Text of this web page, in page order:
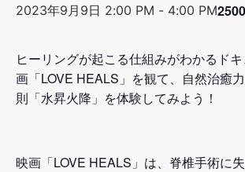
2023年9月9日 2:00 PM - 4:00 PM
ヒーリングが起こる仕組みがわかるド
画「LOVE HEALS」を観て、自然治癒
則「水昇火降」を体験してみよう！
映画「LOVE HEALS」は、脊椎手術に